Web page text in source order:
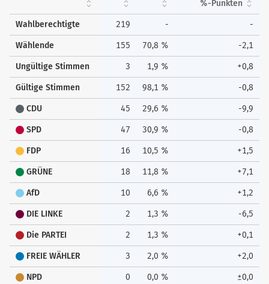
%-Punkten
Wahlberechtigte 219 - -
Wählende 155 70,8 % -2,1
Ungültige Stimmen 3 1,9 % +0,8
Gültige Stimmen 152 98,1 % -0,8
CDU 45 29,6 % -9,9
SPD 47 30,9 % -0,8
FDP 16 10,5 % +1,5
GRÜNE 18 11,8 % +7,1
AfD 10 6,6 % +1,2
DIE LINKE 2 1,3 % -6,5
Die PARTEI 2 1,3 % +0,1
FREIE WÄHLER 3 2,0 % +2,0
NPD 0 0,0 % ±0,0